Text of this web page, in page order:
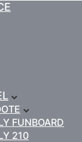
FUNBOARD
210